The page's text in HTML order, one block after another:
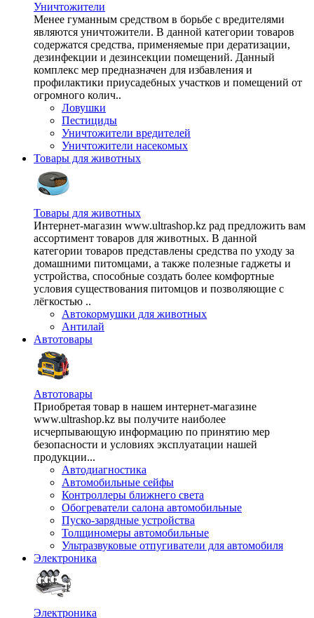
Уничтожители
Менее гуманным средством в борьбе с вредителями
являются уничтожители. В данной категории товаров
содержатся средства, применяемые при дератизации,
дезинфекции и дезинсекции помещений. Данный
комплекс мер предназначен для избавления и
профилактики приусадебных участков и помещений от
огромного колич..
Ловушки
Пестициды
Уничтожители вредителей
Уничтожители насекомых
Товары для животных
Товары для животных
Интернет-магазин www.ultrashop.kz рад предложить вам
ассортимент товаров для животных. В данной
категории товаров представлены средства по уходу за
домашними питомцами, а также полезные гаджеты и
устройства, способные создать более комфортные
условия существования питомцов и позволяющие с
лёгкостью ..
Автокормушки для животных
Антилай
Автотовары
Автотовары
Приобретая товар в нашем интернет-магазине
www.ultrashop.kz вы получите наиболее
исчерпывающую информацию по принятию мер
безопасности и условиях эксплуатации нашей
продукции...
Автодиагностика
Автомобильные сейфы
Контроллеры ближнего света
Обогреватели салона автомобильные
Пуско-зарядные устройства
Толщиномеры автомобильные
Ультразвуковые отпугиватели для автомобиля
Электроника
Электроника